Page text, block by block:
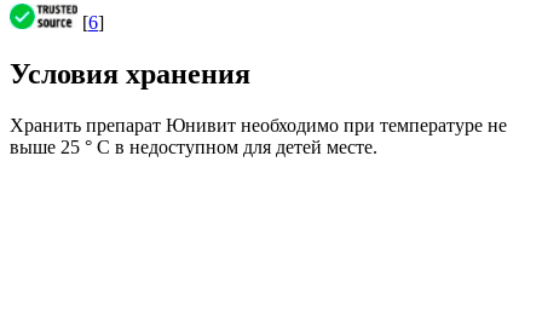
[6]
Условия хранения
Хранить препарат Юнивит необходимо при температуре не
выше 25 ° С в недоступном для детей месте.